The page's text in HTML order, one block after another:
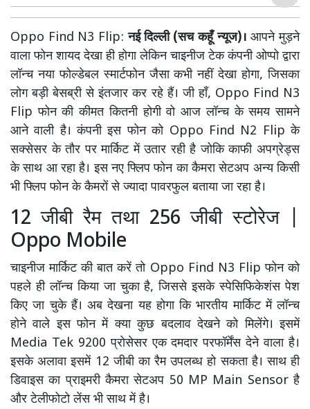
Oppo Find N3 Flip:नई दिल्ली (सच कहूँ न्यूज)। आपने मुड़ने
वाला फोन शायद देखा ही होगा लेकिन चाइनीज टेक कंपनी ओप्पो द्वारा
लॉन्च नया फोल्डेबल स्मार्टफोन जैसा कभी नहीं देखा होगा, जिसका
लोग बड़ी बेसब्री से इंतजार कर रहे हैं। जी हाँ, Oppo Find N3
Flip फोन की कीमत कितनी होगी वो आज लॉन्च के समय सामने
आने वाली है। कंपनी इस फोन को Oppo Find N2 Flip के
सक्सेसर के तौर पर मार्किट में उतार रही है जोकि काफी अपग्रेड्स
के साथ आ रहा है। इस नए फ्लिप फोन का कैमरा सेटअप अन्य किसी
भी फ्लिप फोन के कैमरों से ज्यादा पावरफुल बताया जा रहा है।
12 जीबी रैम तथा 256 जीबी स्टोरेज |
Oppo Mobile
चाइनीज मार्किट की बात करें तो Oppo Find N3 Flip फोन को
पहले ही लॉन्च किया जा चुका है, जिससे इसके स्पेसिफिकेशंस पेश
किए जा चुके हैं। अब देखना यह होगा कि भारतीय मार्किट में लॉन्च
होने वाले इस फोन में क्या कुछ बदलाव देखने को मिलेंगे। इसमें
Media Tek 9200 प्रोसेसर एक दमदार परफॉर्मेंस देने वाला है।
इसके अलावा इसमें 12 जीबी का रैम उपलब्ध हो सकता है। साथ ही
डिवाइस का प्राइमरी कैमरा सेटअप 50 MP Main Sensor है
और टेलीफोटो लेंस भी साथ में है।